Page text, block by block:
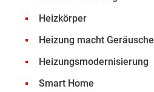
Heizkörper
Heizung macht Geräusche
Heizungsmodernisierung
Smart Home